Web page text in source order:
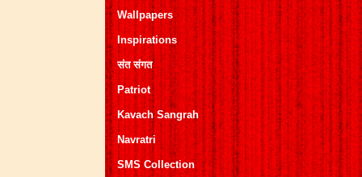
Wallpapers
Inspirations
संत संगत
Patriot
Kavach Sangrah
Navratri
SMS Collection